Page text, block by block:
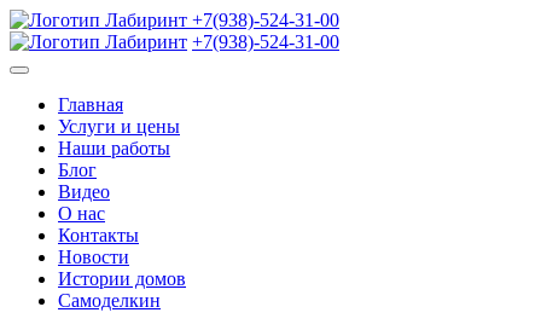
+7(938)-524-31-00
+7(938)-524-31-00
Главная
Услуги и цены
Наши работы
Блог
Видео
О нас
Контакты
Новости
Истории домов
Самоделкин